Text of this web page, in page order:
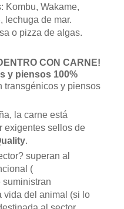
Kombu, Wakame,
lechuga de mar.
o pizza de algas.
CON CARNE!
y piensos 100%
transgénicos y piensos
la carne está
exigentes sellos de
.
superan al
(
suministran
vida del animal (si lo